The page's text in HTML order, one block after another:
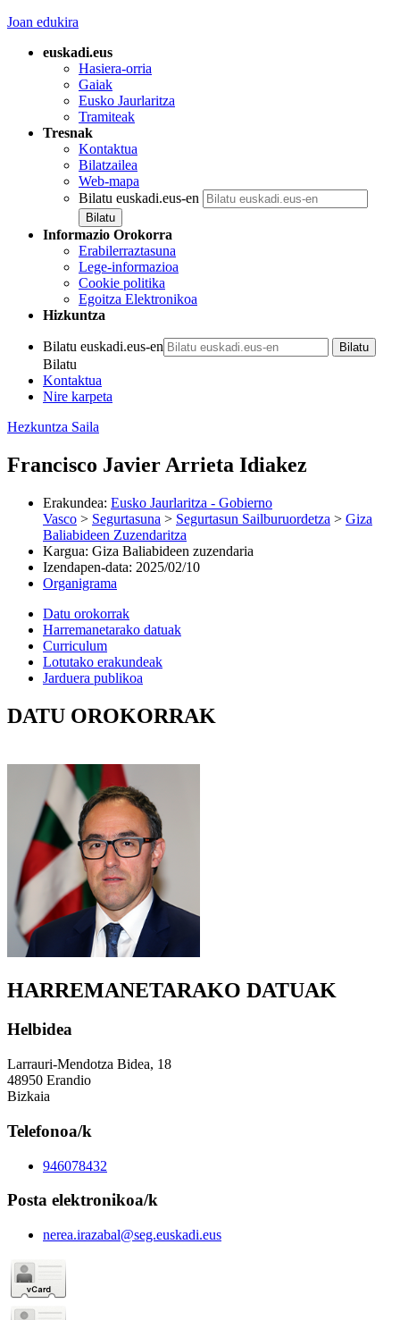
Joan edukira
euskadi.eus
Hasiera-orria
Gaiak
Eusko Jaurlaritza
Tramiteak
Tresnak
Kontaktua
Bilatzailea
Web-mapa
Bilatu euskadi.eus-en
Informazio Orokorra
Erabilerraztasuna
Lege-informazioa
Cookie politika
Egoitza Elektronikoa
Hizkuntza
Bilatu euskadi.eus-en
Bilatu
Kontaktua
Nire karpeta
Hezkuntza Saila
Francisco Javier Arrieta Idiakez
Erakundea: Eusko Jaurlaritza - Gobierno
Vasco > Segurtasuna > Segurtasun Sailburuordetza > Giza
Baliabideen Zuzendaritza
Kargua: Giza Baliabideen zuzendaria
Izendapen-data: 2025/02/10
Organigrama
Datu orokorrak
Harremanetarako datuak
Curriculum
Lotutako erakundeak
Jarduera publikoa
DATU OROKORRAK
HARREMANETARAKO DATUAK
Helbidea
Larrauri-Mendotza Bidea, 18
48950 Erandio
Bizkaia
Telefonoa/k
946078432
Posta elektronikoa/k
nerea.irazabal@seg.euskadi.eus